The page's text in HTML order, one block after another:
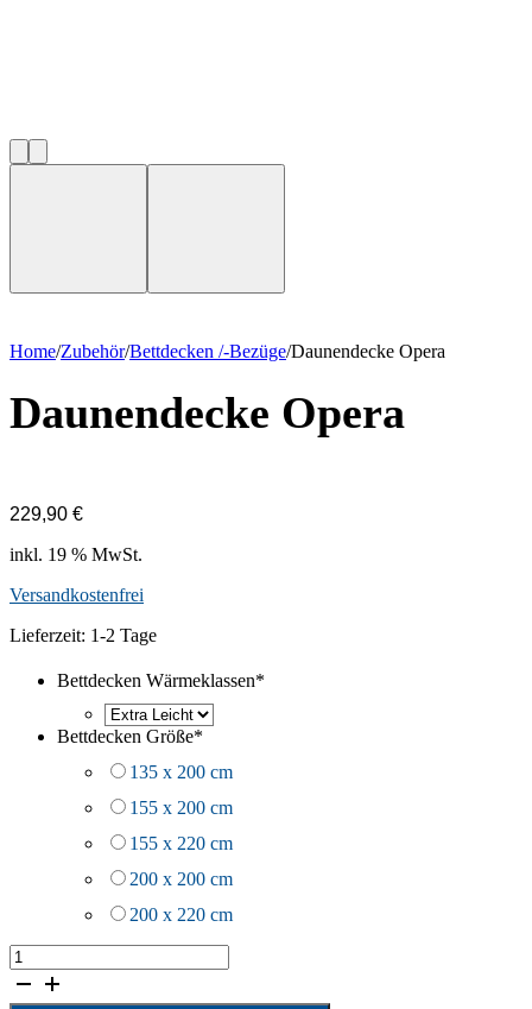
Home/Zubehör/Bettdecken /-Bezüge/Daunendecke Opera
Daunendecke Opera
229,90 €
inkl. 19 % MwSt.
Versandkostenfrei
Lieferzeit: 1-2 Tage
Bettdecken Wärmeklassen*
Bettdecken Größe*
135 x 200 cm
155 x 200 cm
155 x 220 cm
200 x 200 cm
200 x 220 cm
Daunendecke
Opera
Menge